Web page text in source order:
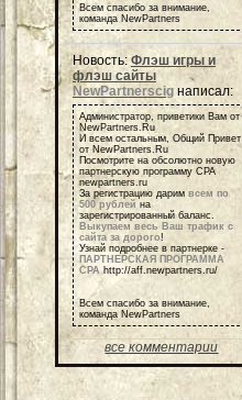
Всем спасибо за внимание,
команда NewPartners
Новость: Флэш игры и
флэш сайты
NewPartnerscig написал:
Администратор, приветики Вам от
NewPartners.Ru
И всем остальным, Общий Привет
от NewPartners.Ru
Посмотрите на обсолютно новую
партнерскую программу СРА
newpartners.ru
За регистрацию дарим всем по
500 рублей на
зарегистрированный баланс.
Выкупаем весь Ваш трафик с
сайта за дорого !
Узнай подробнее в партнерке -
ПАРТНЕРСКАЯ ПРОГРАММА
СРА http://aff.newpartners.ru/
Всем спасибо за внимание,
команда NewPartners
все комментарии